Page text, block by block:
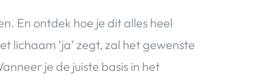
En ontdek hoe je dit alles heel
lichaam ‘ja’ zegt, zal het gewenste
je de juiste basis in het